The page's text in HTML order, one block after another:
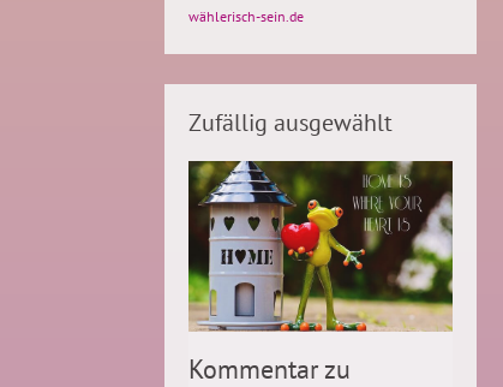
wählerisch-sein.de
Zufällig ausgewählt
Kommentar zu